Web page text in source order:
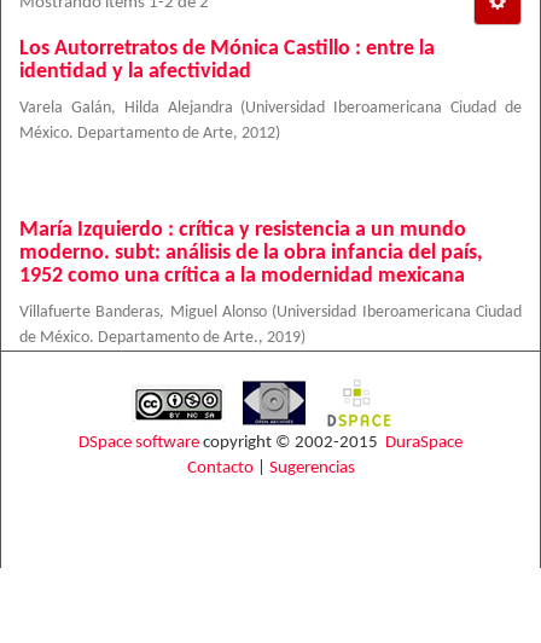
Los Autorretratos de Mónica Castillo : entre la
identidad y la afectividad
Varela Galán, Hilda Alejandra (Universidad Iberoamericana Ciudad de
México. Departamento de Arte, 2012)
María Izquierdo : crítica y resistencia a un mundo
moderno. subt: análisis de la obra infancia del país,
1952 como una crítica a la modernidad mexicana
Villafuerte Banderas, Miguel Alonso (Universidad Iberoamericana Ciudad
de México. Departamento de Arte., 2019)
DSpace software copyright © 2002-2015 DuraSpace
Contacto| Sugerencias